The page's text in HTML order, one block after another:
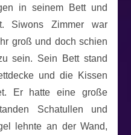
in seinem Bett und
Siwons Zimmer war
groß und doch schien
sein. Sein Bett stand
und die Kissen
Er hatte eine große
Schatullen und
lehnte an der Wand,